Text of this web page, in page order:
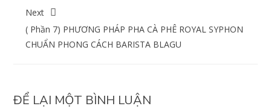
Next
( Phần 7) PHƯƠNG PHÁP PHA CÀ PHÊ ROYAL SYPHON
CHUẨN PHONG CÁCH BARISTA BLAGU
ĐỂ LẠI MỘT BÌNH LUẬN